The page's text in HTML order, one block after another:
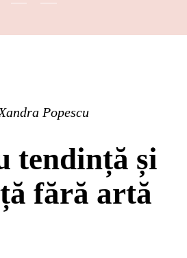
Popescu
tendință și
fără artă